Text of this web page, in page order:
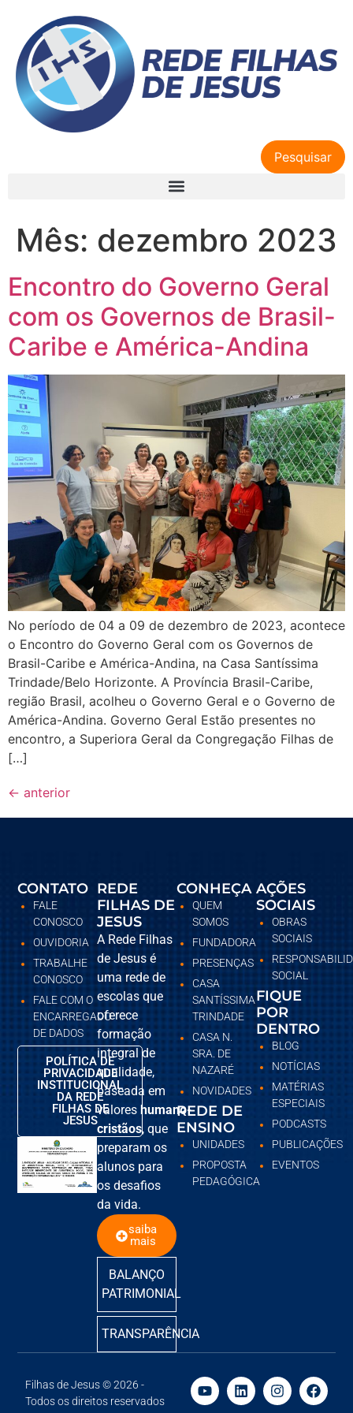
Pesquisar
Mês: dezembro 2023
Encontro do Governo Geral
com os Governos de Brasil-
Caribe e América-Andina
No período de 04 a 09 de dezembro de 2023, acontece
o Encontro do Governo Geral com os Governos de
Brasil-Caribe e América-Andina, na Casa Santíssima
Trindade/Belo Horizonte. A Província Brasil-Caribe,
região Brasil, acolheu o Governo Geral e o Governo de
América-Andina. Governo Geral Estão presentes no
encontro, a Superiora Geral da Congregação Filhas de
[…]
← anterior
REDE
FILHAS DE
JESUS
A Rede Filhas
de Jesus é
uma rede de
escolas que
oferece
formação
integral de
qualidade,
baseada em
valores humano-
cristãos, que
preparam os
alunos para
os desafios
da vida.
saiba
mais
BALANÇO
PATRIMONIAL
TRANSPARÊNCIA
CONHEÇA
QUEM
SOMOS
FUNDADORA
PRESENÇAS
CASA
SANTÍSSIMA
TRINDADE
CASA N.
SRA. DE
NAZARÉ
NOVIDADES
REDE DE
ENSINO
UNIDADES
PROPOSTA
PEDAGÓGICA
AÇÕES
SOCIAIS
OBRAS
SOCIAIS
SOCIAL
FIQUE
POR
DENTRO
BLOG
NOTÍCIAS
MATÉRIAS
ESPECIAIS
PODCASTS
PUBLICAÇÕES
EVENTOS
CONTATO
FALE
CONOSCO
OUVIDORIA
TRABALHE
CONOSCO
FALE COM O
ENCARREGADO
DE DADOS
POLÍTICA DE
PRIVACIDADE
INSTITUCIONAL
DA REDE
FILHAS DE
JESUS
Filhas de Jesus © 2026 -
Todos os direitos reservados